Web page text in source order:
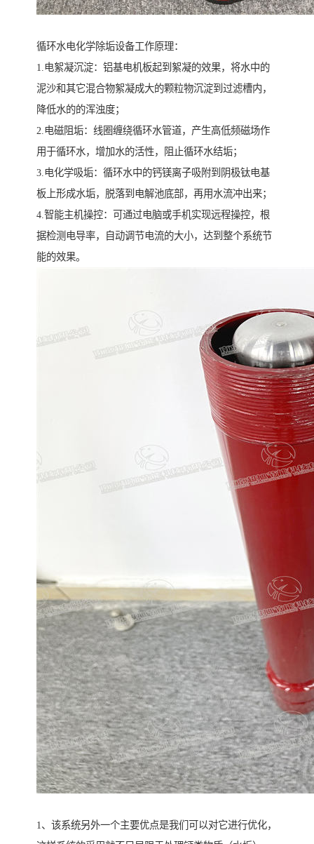
循环水电化学除垢设备工作原理：
1.电絮凝沉淀：铝基电机板起到絮凝的效果，将水中的
泥沙和其它混合物絮凝成大的颗粒物沉淀到过滤槽内，
降低水的的浑浊度；
2.电磁阻垢：线圈缠绕循环水管道，产生高低频磁场作
用于循环水，增加水的活性，阻止循环水结垢；
3.电化学吸垢：循环水中的钙镁离子吸附到阴极钛电基
板上形成水垢，脱落到电解池底部，再用水流冲出来；
4.智能主机操控：可通过电脑或手机实现远程操控，根
据检测电导率，自动调节电流的大小，达到整个系统节
能的效果。
1、该系统另外一个主要优点是我们可以对它进行优化，